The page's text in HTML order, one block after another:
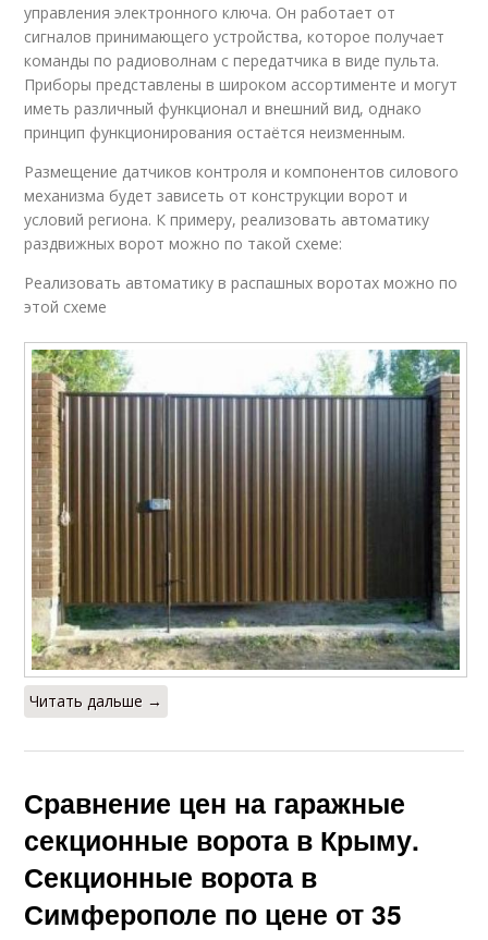
управления электронного ключа. Он работает от
сигналов принимающего устройства, которое получает
команды по радиоволнам с передатчика в виде пульта.
Приборы представлены в широком ассортименте и могут
иметь различный функционал и внешний вид, однако
принцип функционирования остаётся неизменным.
Размещение датчиков контроля и компонентов силового
механизма будет зависеть от конструкции ворот и
условий региона. К примеру, реализовать автоматику
раздвижных ворот можно по такой схеме:
Реализовать автоматику в распашных воротах можно по
этой схеме
Читать дальше →
Сравнение цен на гаражные
секционные ворота в Крыму.
Секционные ворота в
Симферополе по цене от 35